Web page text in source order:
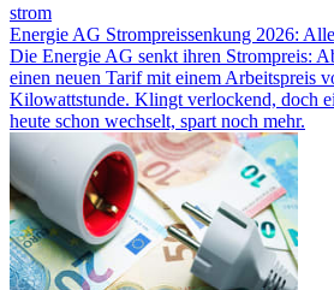
strom
Energie AG Strompreissenkung 2026:
Die Energie AG senkt ihren Strompreis:
einen neuen Tarif mit einem Arbeitspreis
Kilowattstunde. Klingt verlockend, doch
heute schon wechselt, spart noch mehr.